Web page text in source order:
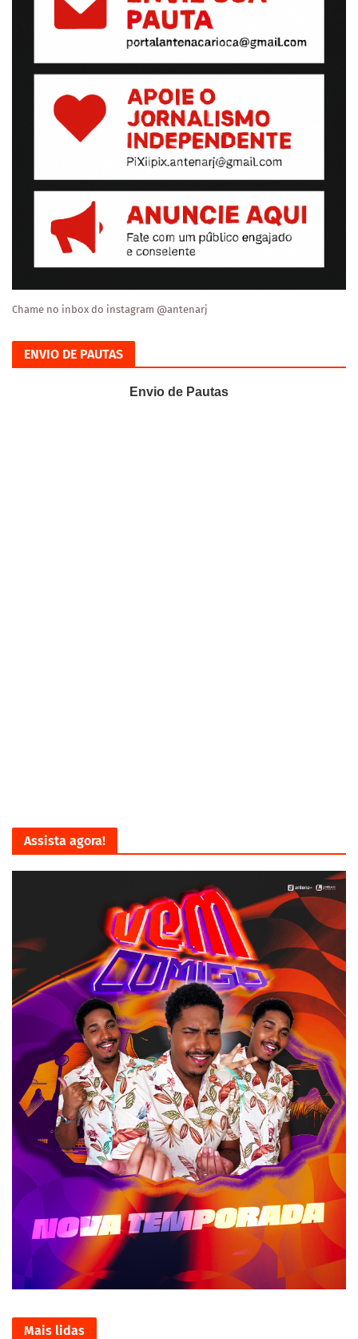
Chame no inbox do instagram @antenarj
ENVIO DE PAUTAS
Envio de Pautas
Assista agora!
Mais lidas